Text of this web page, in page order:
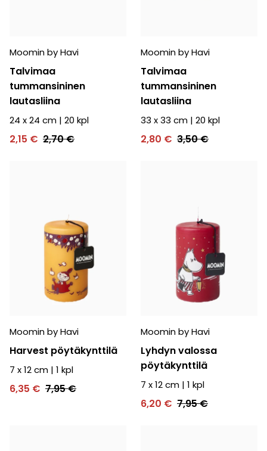
Moomin by Havi
Talvimaa
tummansininen
lautasliina
24 x 24 cm | 20 kpl
2,15 € 2,70 €
Moomin by Havi
Talvimaa
tummansininen
lautasliina
33 x 33 cm | 20 kpl
2,80 € 3,50 €
Moomin by Havi
Harvest pöytäkynttilä
7 x 12 cm | 1 kpl
6,35 € 7,95 €
Moomin by Havi
Lyhdyn valossa
pöytäkynttilä
7 x 12 cm | 1 kpl
6,20 € 7,95 €